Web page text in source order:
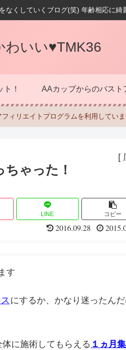
なくしていくブログ(笑) 年齢相応に綺
わいい♥TMK36
！ AAカップからのバスト
フィリエイトプログラムを利用してい
[
ゃった！
LINE コピー
2016.09.28
す
にするか、かなり迷ったん
に施術してもらえる １ヵ月